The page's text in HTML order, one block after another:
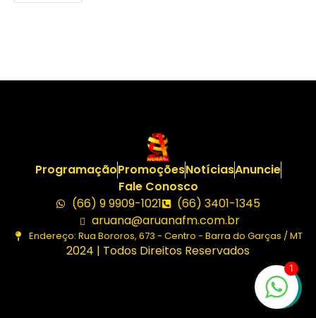
ProgramaçãoPromoçõesNotíciasAnuncie
Fale Conosco
(66) 9 9909-1021
(66) 3401-1345
aruana@aruanafm.com.br
Endereço: Rua Bororos, 673 - Centro - Barra do Garças / MT
2024 | Todos Direitos Reservados
1